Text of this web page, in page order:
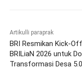
Artikulli paraprak
BRI Resmikan Kick-
BRILiaN 2026 untuk
Transformasi Desa 5.0